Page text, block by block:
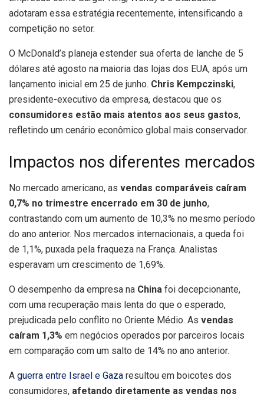
adotaram essa estratégia recentemente, intensificando a
competição no setor.
O McDonald’s planeja estender sua oferta de lanche de 5
dólares até agosto na maioria das lojas dos EUA, após um
lançamento inicial em 25 de junho. Chris Kempczinski,
presidente-executivo da empresa, destacou que os
consumidores estão mais atentos aos seus gastos,
refletindo um cenário econômico global mais conservador.
Impactos nos diferentes mercados
No mercado americano, as vendas comparáveis caíram
0,7% no trimestre encerrado em 30 de junho,
contrastando com um aumento de 10,3% no mesmo período
do ano anterior. Nos mercados internacionais, a queda foi
de 1,1%, puxada pela fraqueza na França. Analistas
esperavam um crescimento de 1,69%.
O desempenho da empresa na China foi decepcionante,
com uma recuperação mais lenta do que o esperado,
prejudicada pelo conflito no Oriente Médio. As vendas
caíram 1,3% em negócios operados por parceiros locais
em comparação com um salto de 14% no ano anterior.
A guerra entre Israel e Gaza resultou em boicotes dos
consumidores, afetando diretamente as vendas nos